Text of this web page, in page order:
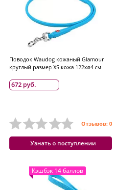
Поводок Waudog кожаный Glamour
круглый размер XS кожа 122хø4 см
672 руб.
Отзывов: 0
Узнать о поступлении
Кэшбэк 14 баллов